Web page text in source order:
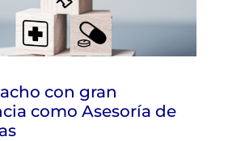
con gran
como Asesoría de